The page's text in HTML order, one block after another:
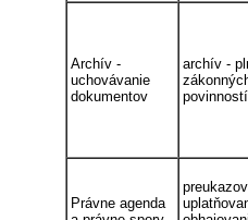
Archív -
uchovávanie
dokumentov
archív -
povinností
Právne agenda